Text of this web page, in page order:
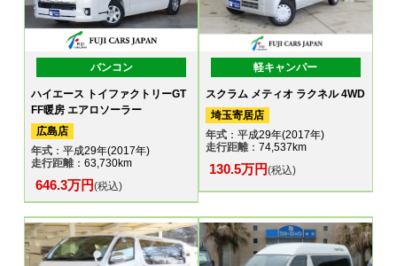
バンコン
ハイエース トイファクトリーGT
FF暖房 エアロソーラー
広島店
年式 ：平成29年(2017年)
走行距離：63,730km
646.3万円(税込)
軽キャンパー
スクラム メティオ ラクネル 4WD
埼玉寄居店
年式：平成29年(2017年)
走行距離：74,537km
130.5万円(税込)